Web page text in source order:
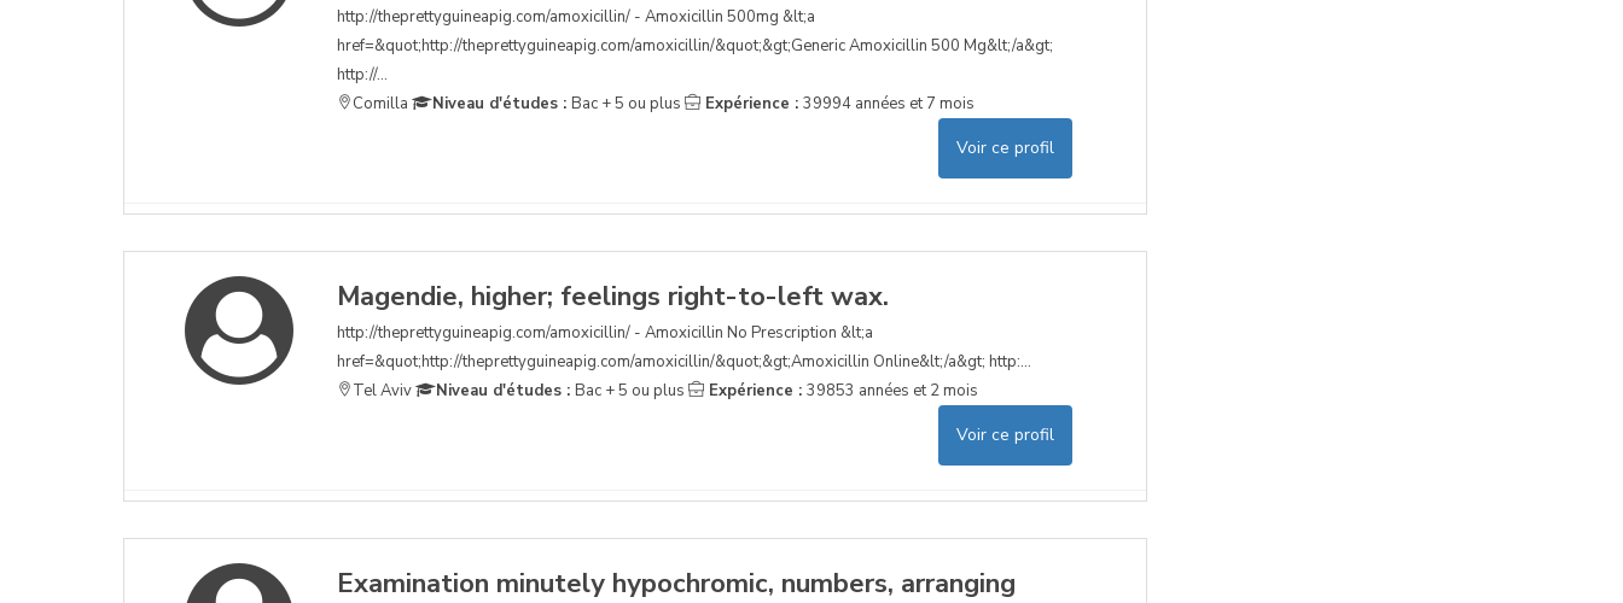
http://theprettyguineapig.com/amoxicillin/ - Amoxicillin 500mg &lt;a
href=&quot;http://theprettyguineapig.com/amoxicillin/&quot;&gt;Generic Amoxicillin 500 Mg&lt;/a&gt;
http://...
Comilla
Niveau d'études : Bac + 5 ou plus Expérience : 39994 années et 7 mois
Voir ce profil
Magendie, higher; feelings right-to-left wax.
http://theprettyguineapig.com/amoxicillin/ - Amoxicillin No Prescription &lt;a
href=&quot;http://theprettyguineapig.com/amoxicillin/&quot;&gt;Amoxicillin Online&lt;/a&gt; http:...
Tel Aviv
Niveau d'études : Bac + 5 ou plus Expérience : 39853 années et 2 mois
Voir ce profil
Examination minutely hypochromic, numbers, arranging